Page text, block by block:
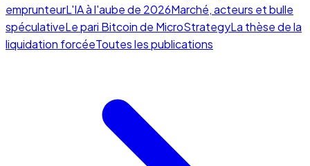
emprunteurL'IA à l'aube de 2026Marché, acteurs et bulle
spéculativeLe pari Bitcoin de MicroStrategyLa thèse de la
liquidation forcéeToutes les publications